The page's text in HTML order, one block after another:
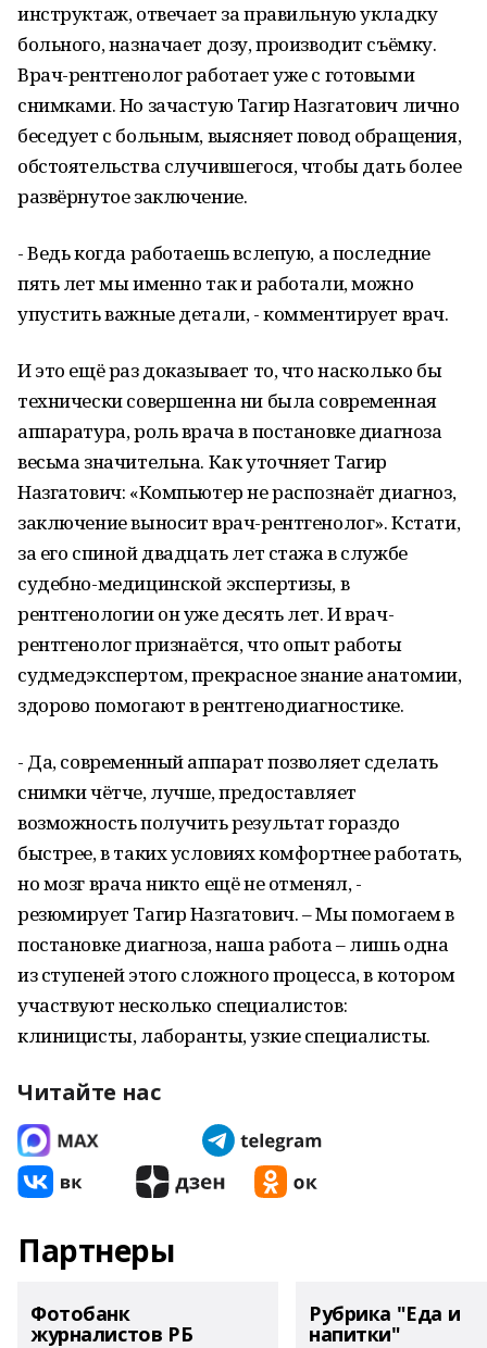
инструктаж, отвечает за правильную укладку
больного, назначает дозу, производит съёмку.
Врач-рентгенолог работает уже с готовыми
снимками. Но зачастую Тагир Назгатович лично
беседует с больным, выясняет повод обращения,
обстоятельства случившегося, чтобы дать более
развёрнутое заключение.
- Ведь когда работаешь вслепую, а последние
пять лет мы именно так и работали, можно
упустить важные детали, - комментирует врач.
И это ещё раз доказывает то, что насколько бы
технически совершенна ни была современная
аппаратура, роль врача в постановке диагноза
весьма значительна. Как уточняет Тагир
Назгатович: «Компьютер не распознаёт диагноз,
заключение выносит врач-рентгенолог». Кстати,
за его спиной двадцать лет стажа в службе
судебно-медицинской экспертизы, в
рентгенологии он уже десять лет. И врач-
рентгенолог признаётся, что опыт работы
судмедэкспертом, прекрасное знание анатомии,
здорово помогают в рентгенодиагностике.
- Да, современный аппарат позволяет сделать
снимки чётче, лучше, предоставляет
возможность получить результат гораздо
быстрее, в таких условиях комфортнее работать,
но мозг врача никто ещё не отменял, -
резюмирует Тагир Назгатович. – Мы помогаем в
постановке диагноза, наша работа – лишь одна
из ступеней этого сложного процесса, в котором
участвуют несколько специалистов:
клиницисты, лаборанты, узкие специалисты.
Читайте нас
Партнеры
Фотобанк
журналистов РБ
Рубрика "Еда и
напитки"